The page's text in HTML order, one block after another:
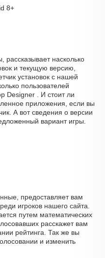
8+
рассказывает насколько
и текущую версию,
установок с нашей
пользователей
Designer . И стоит ли
приложения, если вы
А вот сведения о версии
вариант игры.
предоставляет вам
игроков нашего сайта.
путем математических
расскажет вам
рейтинга. Так же вы
и изменить